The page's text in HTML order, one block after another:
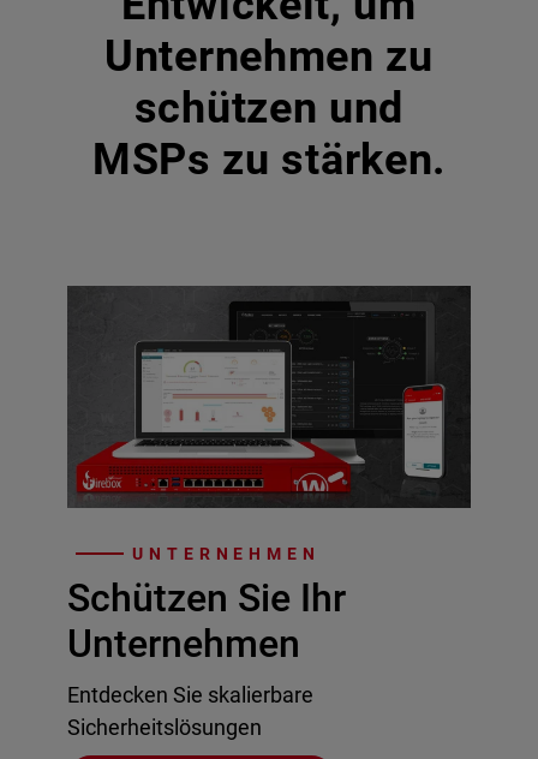
Unternehmen zu
schützen und
MSPs zu stärken.
UNTERNEHMEN
Schützen Sie Ihr
Unternehmen
Entdecken Sie skalierbare
Sicherheitslösungen